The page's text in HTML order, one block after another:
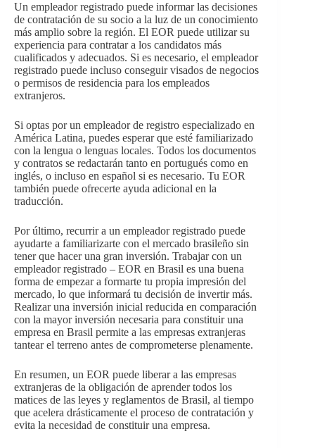
Un empleador registrado puede informar las decisiones
de contratación de su socio a la luz de un conocimiento
más amplio sobre la región. El EOR puede utilizar su
experiencia para contratar a los candidatos más
cualificados y adecuados. Si es necesario, el empleador
registrado puede incluso conseguir visados de negocios
o permisos de residencia para los empleados
extranjeros.
Si optas por un empleador de registro especializado en
América Latina, puedes esperar que esté familiarizado
con la lengua o lenguas locales. Todos los documentos
y contratos se redactarán tanto en portugués como en
inglés, o incluso en español si es necesario. Tu EOR
también puede ofrecerte ayuda adicional en la
traducción.
Por último, recurrir a un empleador registrado puede
ayudarte a familiarizarte con el mercado brasileño sin
tener que hacer una gran inversión. Trabajar con un
empleador registrado – EOR en Brasil es una buena
forma de empezar a formarte tu propia impresión del
mercado, lo que informará tu decisión de invertir más.
Realizar una inversión inicial reducida en comparación
con la mayor inversión necesaria para constituir una
empresa en Brasil permite a las empresas extranjeras
tantear el terreno antes de comprometerse plenamente.
En resumen, un EOR puede liberar a las empresas
extranjeras de la obligación de aprender todos los
matices de las leyes y reglamentos de Brasil, al tiempo
que acelera drásticamente el proceso de contratación y
evita la necesidad de constituir una empresa.